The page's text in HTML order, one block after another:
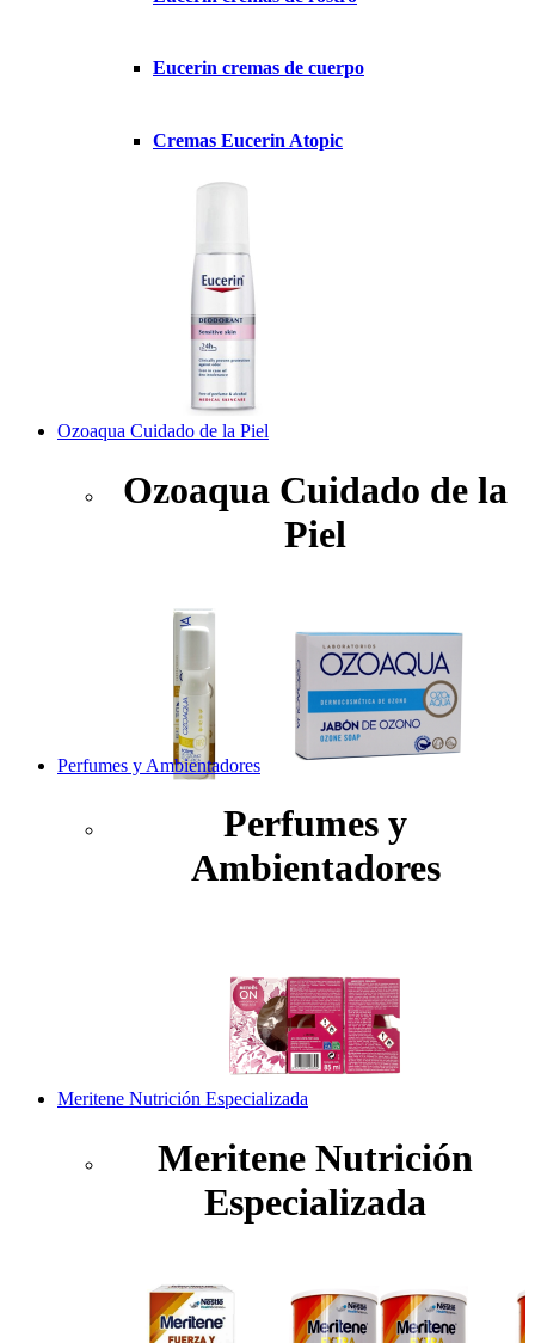
Eucerin cremas de cuerpo
Cremas Eucerin Atopic
Ozoaqua Cuidado de la Piel
Ozoaqua Cuidado de la
Piel
Perfumes y Ambientadores
Perfumes y
Ambientadores
Meritene Nutrición Especializada
Meritene Nutrición
Especializada